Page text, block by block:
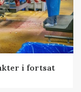
i fortsat